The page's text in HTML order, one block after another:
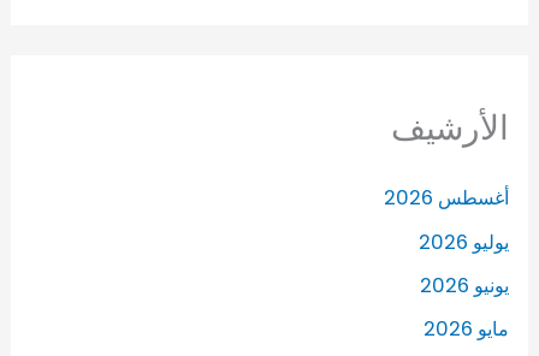
الأرشيف
أغسطس 2026
يوليو 2026
يونيو 2026
مايو 2026